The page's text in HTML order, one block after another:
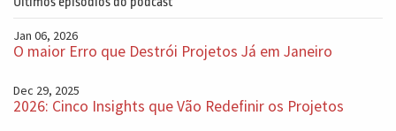
Jan 06, 2026
O maior Erro que Destrói Projetos Já em Janeiro
Dec 29, 2025
2026: Cinco Insights que Vão Redefinir os Projetos